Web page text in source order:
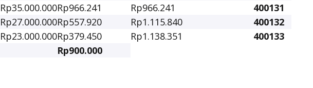
Rp35.000.000Rp966.241 Rp966.241
400131
Rp27.000.000Rp557.920 Rp1.115.840
400132
Rp23.000.000Rp379.450 Rp1.138.351
400133
Rp900.000